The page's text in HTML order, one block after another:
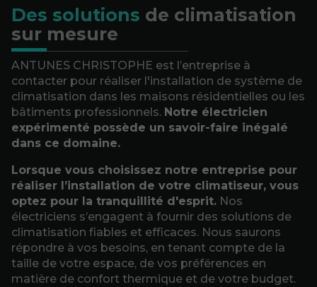
Des solutions de climatisation
sur mesure
ANTUNES CHRISTOPHE est l’entreprise à
contacter pour réaliser l'installation de système de
climatisation dans les maisons résidentielles ou les
bâtiments professionnels. Notre électricien
expérimenté possède un savoir-faire inégalé
dans ce domaine.
Lorsque vous choisissez notre entreprise pour
réaliser l’installation de votre climatiseur, vous
optez pour la tranquillité d'esprit. Nos
électriciens s’engagent à fournir des solutions de
climatisation fiables et efficaces. Nous saurons
répondre à vos besoins, en tenant compte de la
taille de votre espace, de vos préférences en
matière de confort thermique et de votre budget.